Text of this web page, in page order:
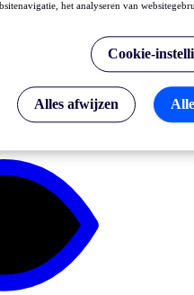
het analyseren van
Cookie-
Alles afwijzen